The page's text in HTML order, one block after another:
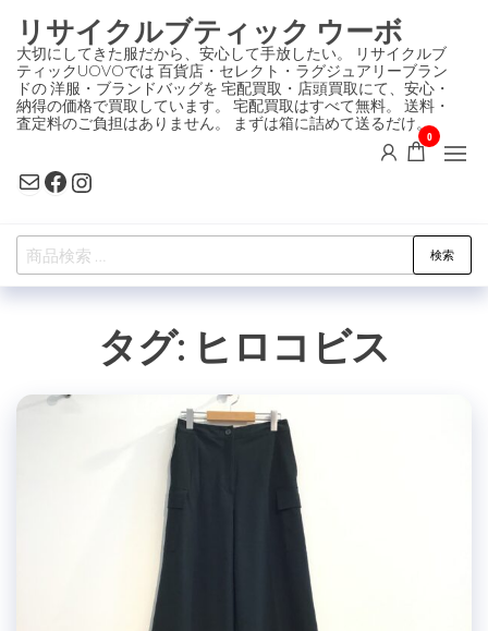
ン
テ
ン
ツ
プ
リサイクルブティック ウーボ
大切にしてきた服だから、安心して手放したい。 リサイクルブ
ティックUOVOでは 百貨店・セレクト・ラグジュアリーブラン
ドの 洋服・ブランドバッグを 宅配買取・店頭買取にて、安心・
納得の価格で買取しています。 宅配買取はすべて無料。 送料・
査定料のご負担はありません。 まずは箱に詰めて送るだけ。
MailFacebook
Instagram
0
検
索
検索
タグ: ヒロコビス